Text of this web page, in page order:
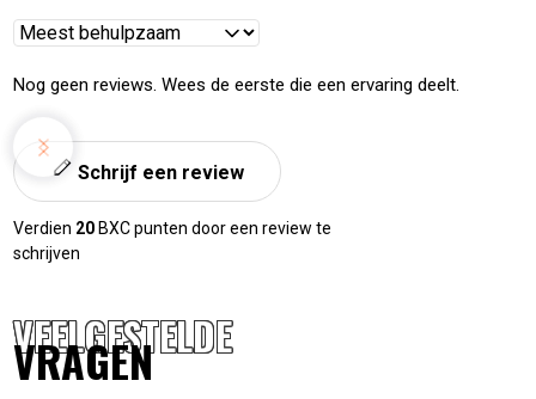
Reviews
Nog geen reviews. Wees de eerste die een ervaring deelt.
Schrijf een review
Verdien 20 BXC punten door een review te
schrijven
VEELGESTELDE
VRAGEN